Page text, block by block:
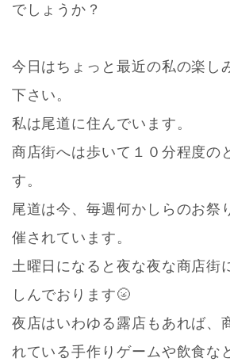
でしょうか？
今日はちょっと最近の私の楽し
下さい。
私は尾道に住んでいます。
商店街へは歩いて１０分程度の
す。
尾道は今、毎週何かしらのお祭
催されています。
土曜日になると夜な夜な商店街
しんでおります🌝
夜店はいわゆる露店もあれば、
れている手作りゲームや飲食な